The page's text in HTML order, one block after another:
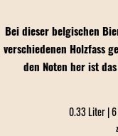
Bei dieser belgischen
verschiedenen Holzfass
den Noten her ist
0.33 Liter |